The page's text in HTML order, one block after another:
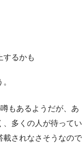
するかも
もあるようだが、あ
、多くの人が待ってい
載されなさそうなので